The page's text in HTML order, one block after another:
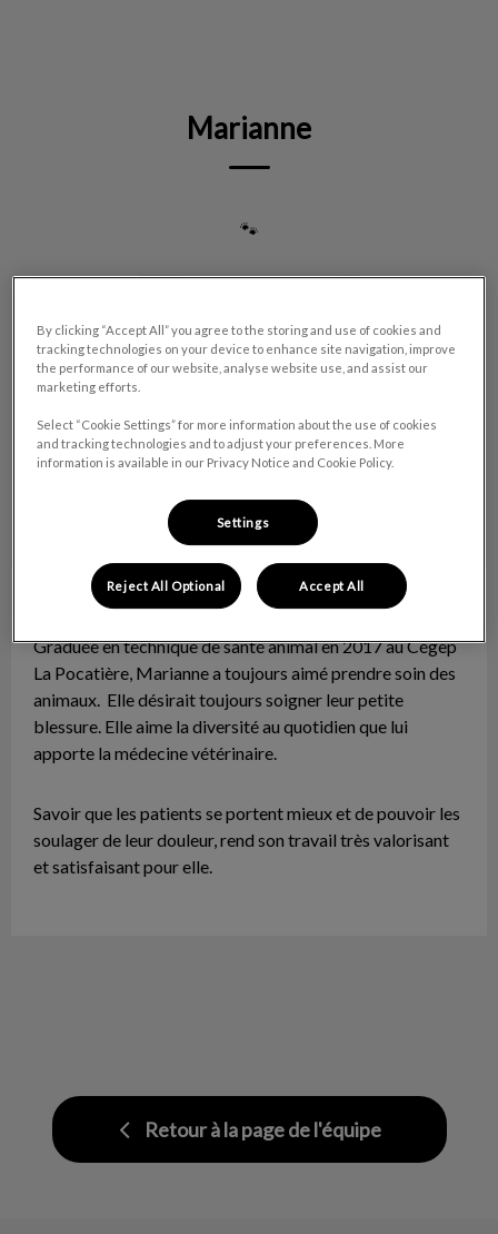
Marianne
🐾
MarianneTechnicienne en santé animale
Graduée en technique de santé animal en 2017 au Cégep
La Pocatière, Marianne a toujours aimé prendre soin des
animaux. Elle désirait toujours soigner leur petite
blessure. Elle aime la diversité au quotidien que lui
apporte la médecine vétérinaire.
Savoir que les patients se portent mieux et de pouvoir les
soulager de leur douleur, rend son travail très valorisant
et satisfaisant pour elle.
Retour à la page de l'équipe
By clicking “Accept All” you agree to the storing and use of cookies and
tracking technologies on your device to enhance site navigation, improve
the performance of our website, analyse website use, and assist our
marketing efforts.
Select “Cookie Settings” for more information about the use of cookies
and tracking technologies and to adjust your preferences. More
information is available in our Privacy Notice and Cookie Policy.
Settings
Reject All Optional Accept All